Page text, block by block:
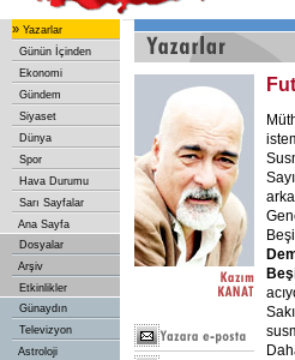
» Yazarlar
Günün İçinden
Ekonomi
Gündem
Siyaset
Dünya
Spor
Hava Durumu
Sarı Sayfalar
Ana Sayfa
Dosyalar
Arşiv
Etkinlikler
Günaydın
Televizyon
Astroloji